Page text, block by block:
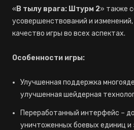
«В тылу врага: Штурм 2» также
усовершенствований и
качество игры во всех аспектах.
Особенности игры:
Улучшенная поддержка
улучшенная шейдерная
Переработанный интерфейс –
уничтоженных боевых единиц и